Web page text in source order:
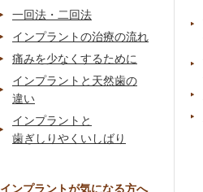
一回法・二回法
インプラントの治療の流れ
痛みを少なくするために
インプラントと天然歯の
違い
インプラントと
歯ぎしりやくいしばり
インプラントが気になる方へ